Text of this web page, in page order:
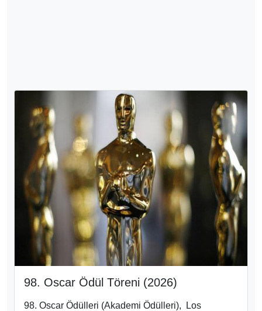
98. Oscar Ödül Töreni (2026)
98. Oscar Ödülleri (Akademi Ödülleri), Los